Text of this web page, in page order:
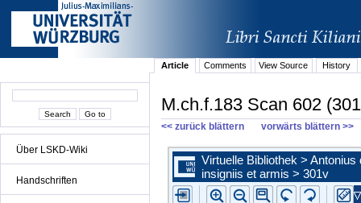
Über LSKD-Wiki
Handschriften
Article Comments View Source History
M.ch.f.183 Scan 602
<< zurück blättern vorwärts blättern >>